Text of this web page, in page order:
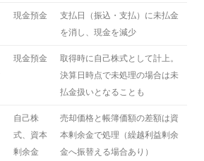
現金預金
支払日（振込・支払）に未払金
を消し、現金を減少
現金預金
取得時に自己株式として計上。
決算日時点で未処理の場合は未
払金扱いとなることも
自己株
式、資本
剰余金
売却価格と帳簿価額の差額は資
本剰余金で処理（繰越利益剰余
金へ振替える場合あり）